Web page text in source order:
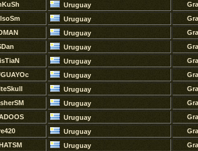
Uruguay
Uruguay
Uruguay
Uruguay
Uruguay
Uruguay
Uruguay
Uruguay
Uruguay
Uruguay
Uruguay